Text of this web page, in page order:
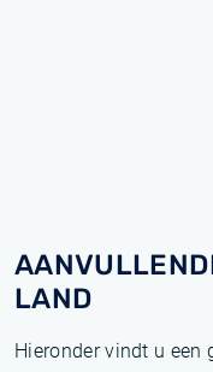
LAND
Hieronder vindt u een